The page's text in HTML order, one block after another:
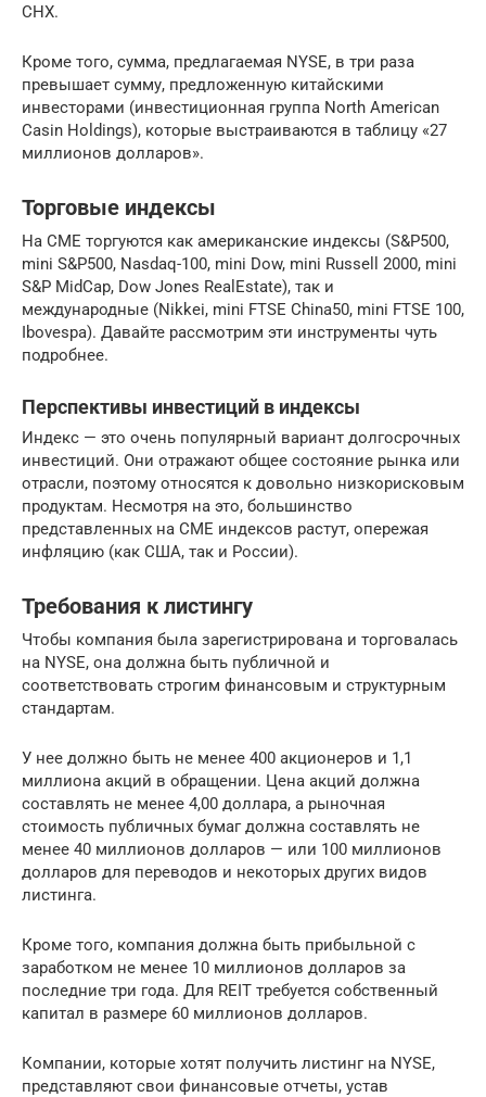
CHX.
Кроме того, сумма, предлагаемая NYSE, в три раза
превышает сумму, предложенную китайскими
инвесторами (инвестиционная группа North American
Casin Holdings), которые выстраиваются в таблицу «27
миллионов долларов».
Торговые индексы
На СМЕ торгуются как американские индексы (S&P500,
mini S&P500, Nasdaq-100, mini Dow, mini Russell 2000, mini
S&P MidCap, Dow Jones RealEstate), так и
международные (Nikkei, mini FTSE China50, mini FTSE 100,
Ibovespa). Давайте рассмотрим эти инструменты чуть
подробнее.
Перспективы инвестиций в индексы
Индекс — это очень популярный вариант долгосрочных
инвестиций. Они отражают общее состояние рынка или
отрасли, поэтому относятся к довольно низкорисковым
продуктам. Несмотря на это, большинство
представленных на СМЕ индексов растут, опережая
инфляцию (как США, так и России).
Требования к листингу
Чтобы компания была зарегистрирована и торговалась
на NYSE, она должна быть публичной и
соответствовать строгим финансовым и структурным
стандартам.
У нее должно быть не менее 400 акционеров и 1,1
миллиона акций в обращении. Цена акций должна
составлять не менее 4,00 доллара, а рыночная
стоимость публичных бумаг должна составлять не
менее 40 миллионов долларов — или 100 миллионов
долларов для переводов и некоторых других видов
листинга.
Кроме того, компания должна быть прибыльной с
заработком не менее 10 миллионов долларов за
последние три года. Для REIT требуется собственный
капитал в размере 60 миллионов долларов.
Компании, которые хотят получить листинг на NYSE,
представляют свои финансовые отчеты, устав